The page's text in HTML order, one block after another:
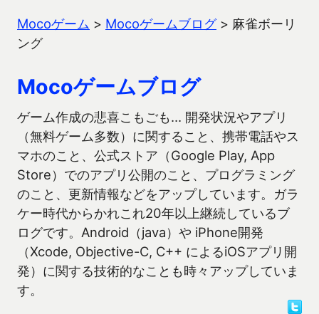
Mocoゲーム > Mocoゲームブログ> 麻雀ボーリ
ング
Mocoゲームブログ
ゲーム作成の悲喜こもごも… 開発状況やアプリ
（無料ゲーム多数）に関すること、携帯電話やス
マホのこと、公式ストア（Google Play, App
Store）でのアプリ公開のこと、プログラミング
のこと、更新情報などをアップしています。ガラ
ケー時代からかれこれ20年以上継続しているブ
ログです。Android（java）や iPhone開発
（Xcode, Objective-C, C++ によるiOSアプリ開
発）に関する技術的なことも時々アップしていま
す。